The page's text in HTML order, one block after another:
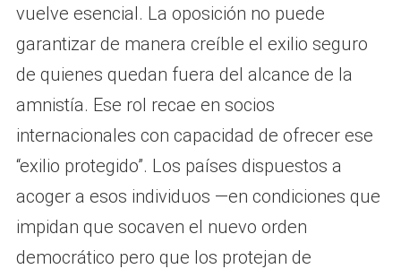
vuelve esencial. La oposición no puede
garantizar de manera creíble el exilio seguro
de quienes quedan fuera del alcance de la
amnistía. Ese rol recae en socios
internacionales con capacidad de ofrecer ese
“exilio protegido”. Los países dispuestos a
acoger a esos individuos —en condiciones que
impidan que socaven el nuevo orden
democrático pero que los protejan de